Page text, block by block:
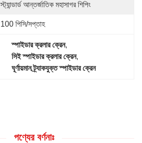
স্ট্যান্ডার্ড আন্তর্জাতিক মহাসাগর শিপিং
100 পিসি/সপ্তাহ
স্পাইডার ক্রলার ক্রেন,
সিই স্পাইডার ক্রলার ক্রেন,
ঘূর্ণায়মান ট্র্যাকযুক্ত স্পাইডার ক্রেন
পণ্যের বর্ণনাঃ